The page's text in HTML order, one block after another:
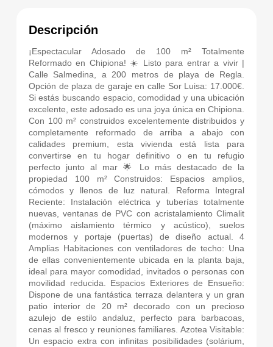
Descripción
¡Espectacular Adosado de 100 m² Totalmente
Reformado en Chipiona! ☀️ Listo para entrar a vivir |
Calle Salmedina, a 200 metros de playa de Regla.
Opción de plaza de garaje en calle Sor Luisa: 17.000€.
Si estás buscando espacio, comodidad y una ubicación
excelente, este adosado es una joya única en Chipiona.
Con 100 m² construidos excelentemente distribuidos y
completamente reformado de arriba a abajo con
calidades premium, esta vivienda está lista para
convertirse en tu hogar definitivo o en tu refugio
perfecto junto al mar 🌟 Lo más destacado de la
propiedad 100 m² Construidos: Espacios amplios,
cómodos y llenos de luz natural. Reforma Integral
Reciente: Instalación eléctrica y tuberías totalmente
nuevas, ventanas de PVC con acristalamiento Climalit
(máximo aislamiento térmico y acústico), suelos
modernos y portaje (puertas) de diseño actual. 4
Amplias Habitaciones con ventiladores de techo: Una
de ellas convenientemente ubicada en la planta baja,
ideal para mayor comodidad, invitados o personas con
movilidad reducida. Espacios Exteriores de Ensueño:
Dispone de una fantástica terraza delantera y un gran
patio interior de 20 m² decorado con un precioso
azulejo de estilo andaluz, perfecto para barbacoas,
cenas al fresco y reuniones familiares. Azotea Visitable:
Un espacio extra con infinitas posibilidades (solárium,